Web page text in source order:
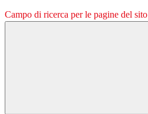
Campo di ricerca per le pagine del sito